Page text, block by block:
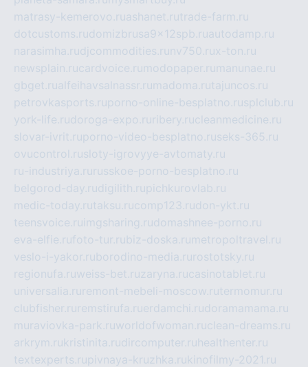
matrasy-kemerovo.ruashanet.rutrade-farm.ru
dotcustoms.rudomizbrusa9x12spb.ruautodamp.ru
narasimha.rudjcommodities.ru nv750.rux-ton.ru
newsplain.rucardvoice.ru modopaper.ru manunae.ru
gbget.rualfeihavsalnassr.ru madoma.rutajuncos.ru
petrovkasports.ruporno-online-besplatno.rusplclub.ru
york-life.rudoroga-expo.ru ribery.rucleanmedicine.ru
slovar-ivrit.ruporno-video-besplatno.ruseks-365.ru
ovucontrol.rusloty-igrovyye-avtomaty.ru
ru-industriya.ru russkoe-porno-besplatno.ru
belgorod-day.rudigilith.rupichkurovlab.ru
medic-today.rutaksu.rucomp123.rudon-ykt.ru
teensvoice.ru imgsharing.rudomashnee-porno.ru
eva-elfie.rufoto-tur.rubiz-doska.ru metropoltravel.ru
veslo-i-yakor.ruborodino-media.ru rostotsky.ru
regionufa.ruweiss-bet.ruzaryna.rucasinotablet.ru
universalia.ru remont-mebeli-moscow.rutermomur.ru
clubfisher.ru remstirufa.ruerdamchi.rudoramamama.ru
muraviovka-park.ruworldofwoman.ruclean-dreams.ru
arkrym.rukristinita.rudircomputer.ru healthenter.ru
textexperts.rupivnaya-kruzhka.rukinofilmy-2021.ru